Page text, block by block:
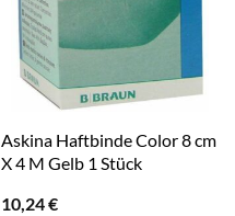
Askina Haftbinde Color 8 cm
X 4 M Gelb 1 Stück
10,24€